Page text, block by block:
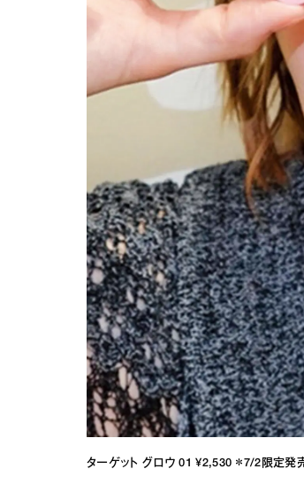
ターゲット グロウ 01 ¥2,530 ＊7/2限定発